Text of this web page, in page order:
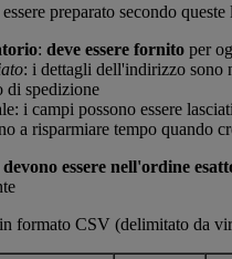
preparato secondo queste
: deve essere fornito per
: i dettagli dell'indirizzo sono
di spedizione
i campi possono essere
a risparmiare tempo quando
essere nell'ordine
formato CSV (delimitato da